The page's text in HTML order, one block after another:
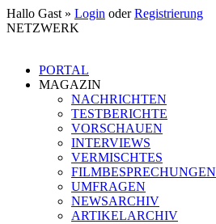
Hallo Gast » Login oderRegistrierung
NETZWERK
PORTAL
MAGAZIN
NACHRICHTEN
TESTBERICHTE
VORSCHAUEN
INTERVIEWS
VERMISCHTES
FILMBESPRECHUNGEN
UMFRAGEN
NEWSARCHIV
ARTIKELARCHIV